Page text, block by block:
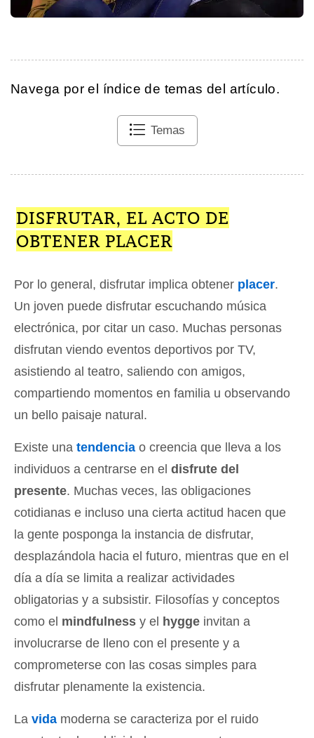
Navega por el índice de temas del artículo.
Temas
DISFRUTAR, EL ACTO DE
OBTENER PLACER
Por lo general, disfrutar implica obtener placer.
Un joven puede disfrutar escuchando música
electrónica, por citar un caso. Muchas personas
disfrutan viendo eventos deportivos por TV,
asistiendo al teatro, saliendo con amigos,
compartiendo momentos en familia u observando
un bello paisaje natural.
Existe una tendencia o creencia que lleva a los
individuos a centrarse en el disfrute del
presente. Muchas veces, las obligaciones
cotidianas e incluso una cierta actitud hacen que
la gente posponga la instancia de disfrutar,
desplazándola hacia el futuro, mientras que en el
día a día se limita a realizar actividades
obligatorias y a subsistir. Filosofías y conceptos
como el mindfulness y el hygge invitan a
involucrarse de lleno con el presente y a
comprometerse con las cosas simples para
disfrutar plenamente la existencia.
La vida moderna se caracteriza por el ruido